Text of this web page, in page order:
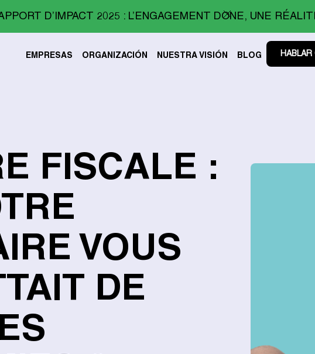
D’IMPACT 2025 : L’ENGAGEMENT DONE, UNE
EMPRESAS ORGANIZACIÓN NUESTRA VISIÓN BLOG
FISCALE :
VOUS
DE